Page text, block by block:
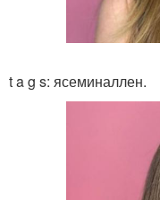
t a g s: ясеминаллен.